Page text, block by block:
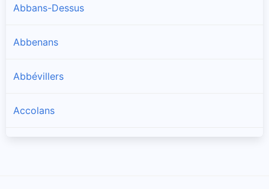
Abbans-Dessus
Abbenans
Abbévillers
Accolans